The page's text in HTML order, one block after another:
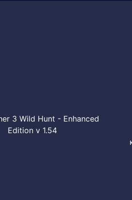
3 Wild Hunt - Enhanced
Edition v 1.54